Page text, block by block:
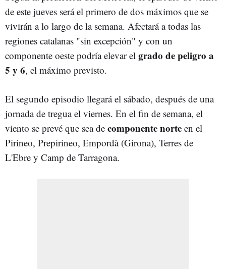
de este jueves será el primero de dos máximos que se
vivirán a lo largo de la semana. Afectará a todas las
regiones catalanas "sin excepción" y con un
componente oeste podría elevar el grado de peligro a
5 y 6, el máximo previsto.
El segundo episodio llegará el sábado, después de una
jornada de tregua el viernes. En el fin de semana, el
viento se prevé que sea de componente norte en el
Pirineo, Prepirineo, Empordà (Girona), Terres de
L'Ebre y Camp de Tarragona.